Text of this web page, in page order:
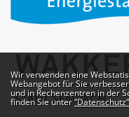
Webstatistik
Wir verwenden eine
Webangebot für Sie
und in Rechenzentren in der
finden Sie unter“Datenschutz“